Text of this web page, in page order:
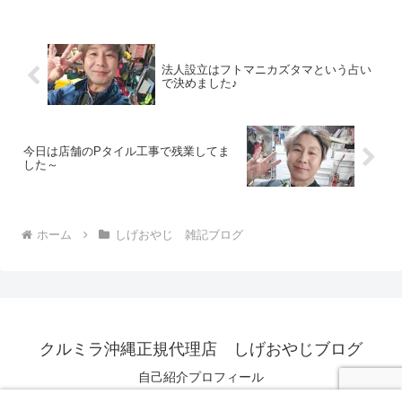
法人設立はフトマニカズタマという占い
で決めました♪
今日は店舗のPタイル工事で残業してま
した～
ホーム しげおやじ 雑記ブログ
クルミラ沖縄正規代理店 しげおやじブログ
自己紹介プロフィール